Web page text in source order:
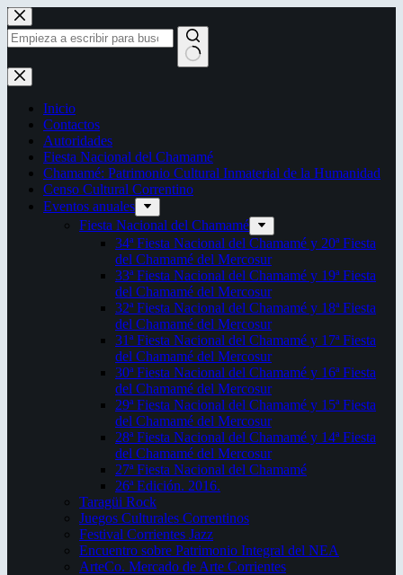
Saltar
al
contenido
Sin
resultados
Inicio
Contactos
Autoridades
Fiesta Nacional del Chamamé
Chamamé: Patrimonio Cultural Inmaterial de la Humanidad
Censo Cultural Correntino
Eventos anuales
Fiesta Nacional del Chamamé
34ª Fiesta Nacional del Chamamé y 20ª Fiesta
del Chamamé del Mercosur
33ª Fiesta Nacional del Chamamé y 19ª Fiesta
del Chamamé del Mercosur
32ª Fiesta Nacional del Chamamé y 18ª Fiesta
del Chamamé del Mercosur
31ª Fiesta Nacional del Chamamé y 17ª Fiesta
del Chamamé del Mercosur
30ª Fiesta Nacional del Chamamé y 16ª Fiesta
del Chamamé del Mercosur
29ª Fiesta Nacional del Chamamé y 15ª Fiesta
del Chamamé del Mercosur
28ª Fiesta Nacional del Chamamé y 14ª Fiesta
del Chamamé del Mercosur
27ª Fiesta Nacional del Chamamé
26ª Edición. 2016.
Taragüi Rock
Juegos Culturales Correntinos
Festival Corrientes Jazz
Encuentro sobre Patrimonio Integral del NEA
ArteCo. Mercado de Arte Corrientes